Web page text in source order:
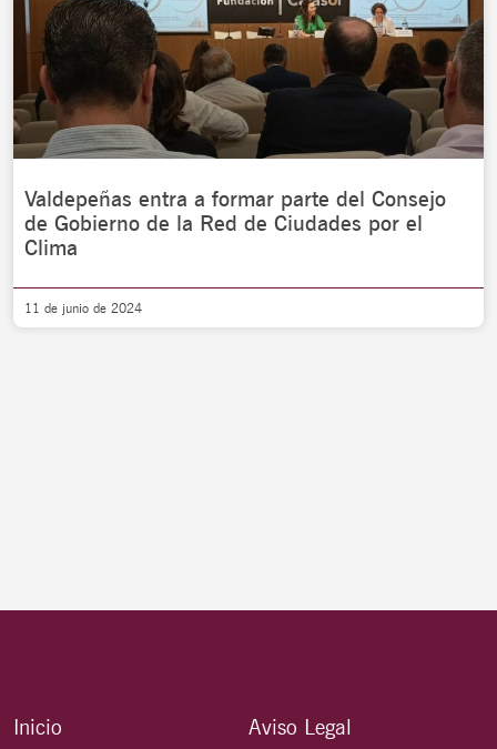
Valdepeñas entra a formar parte del Consejo
de Gobierno de la Red de Ciudades por el
Clima
11 de junio de 2024
Inicio
Aviso Legal